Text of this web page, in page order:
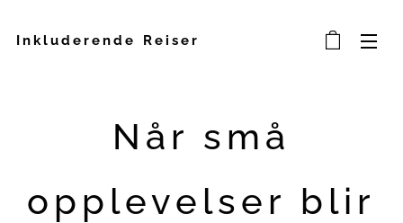
Inkluderende Reiser
Når små
opplevelser blir